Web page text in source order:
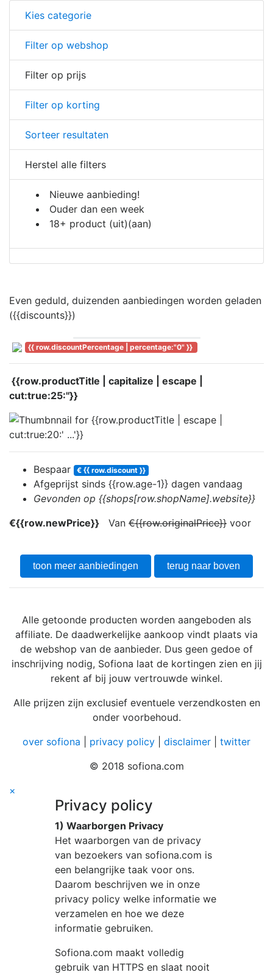
Kies categorie
Filter op webshop
Filter op prijs
Filter op korting
Sorteer resultaten
Herstel alle filters
Nieuwe aanbieding!
Ouder dan een week
18+ product (uit)(aan)
Even geduld, duizenden aanbiedingen worden geladen
({{discounts}})
{{ row.discountPercentage | percentage:"0" }}
{{row.productTitle | capitalize | escape |
cut:true:25:''}}
Bespaar € {{ row.discount }}
Afgeprijst sinds {{row.age-1}} dagen vandaag
Gevonden op {{shops[row.shopName].website}}
€{{row.newPrice}}
Van €{{row.originalPrice}} voor
toon meer aanbiedingen terug naar boven
Alle getoonde producten worden aangeboden als
affiliate. De daadwerkelijke aankoop vindt plaats via
de webshop van de aanbieder. Dus geen gedoe of
inschrijving nodig, Sofiona laat de kortingen zien en jij
rekent af bij jouw vertrouwde winkel.
Alle prijzen zijn exclusief eventuele verzendkosten en
onder voorbehoud.
over sofiona
privacy policy disclaimer
twitter
© 2018 sofiona.com
×
Privacy policy
1) Waarborgen Privacy
Het waarborgen van de privacy
van bezoekers van sofiona.com is
een belangrijke taak voor ons.
Daarom beschrijven we in onze
privacy policy welke informatie we
verzamelen en hoe we deze
informatie gebruiken.
Sofiona.com maakt volledig
gebruik van HTTPS en slaat nooit